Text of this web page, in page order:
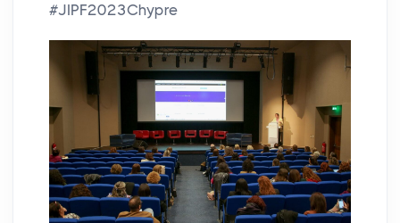
#JIPF2023Chypre